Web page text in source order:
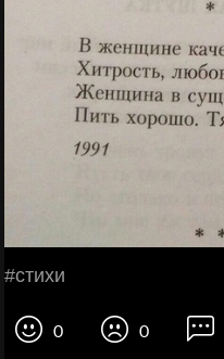
#стихи
0 0